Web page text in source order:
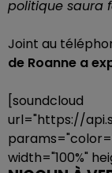
politique saura
Joint au
de Roanne a
[soundcloud
url="https://
width="100%"